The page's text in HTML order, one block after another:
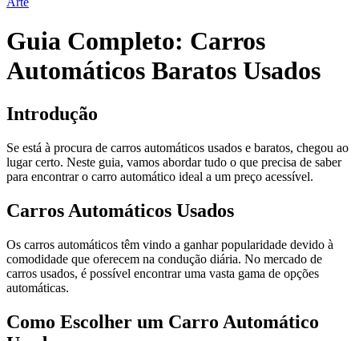
Guia Completo: Carros
Automáticos Baratos Usados
Introdução
Se está à procura de carros automáticos usados e baratos, chegou ao
lugar certo. Neste guia, vamos abordar tudo o que precisa de saber
para encontrar o carro automático ideal a um preço acessível.
Carros Automáticos Usados
Os carros automáticos têm vindo a ganhar popularidade devido à
comodidade que oferecem na condução diária. No mercado de
carros usados, é possível encontrar uma vasta gama de opções
automáticas.
Como Escolher um Carro Automático